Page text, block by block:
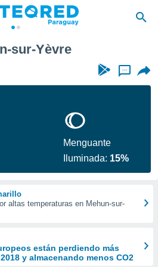
sur-Yèvre
...
Menguante
Iluminada: 15%
altas temperaturas en Mehun-sur-
están perdiendo más
y almacenando menos CO2